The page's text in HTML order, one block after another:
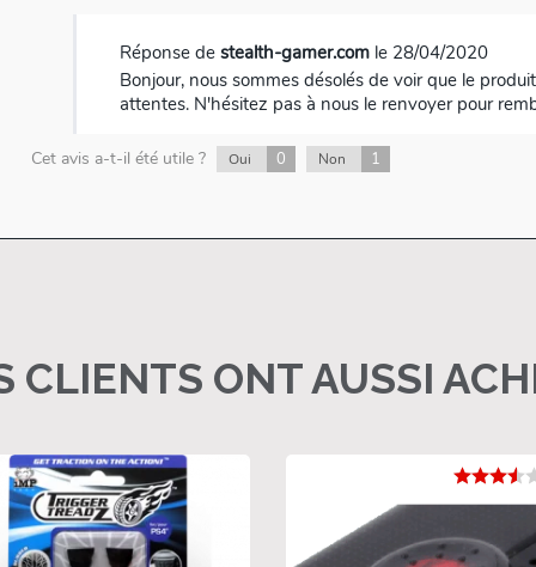
Réponse de stealth-gamer.com le 28/04/2020
Bonjour, nous sommes désolés de voir que le produit ne correspond pas à vos
attentes. N'hésitez pas à nous le renvoyer pour
Cet avis a-t-il été utile ? Oui 0 Non 1
CLIENTS ONT AUSSI